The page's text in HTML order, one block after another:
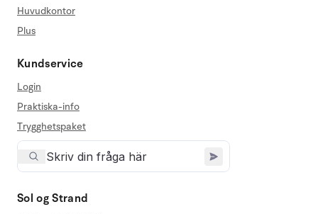
Huvudkontor
Plus
Kundservice
Login
Praktiska-info
Trygghetspaket
Sol og Strand